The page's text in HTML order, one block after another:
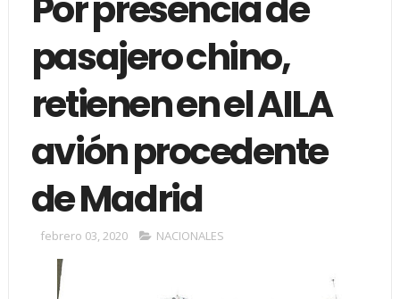
pasajero chino,
retienen en el AILA
avión procedente
de Madrid
febrero 03, 2020 NACIONALES